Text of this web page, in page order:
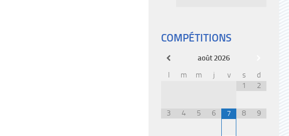
COMPÉTITIONS
août 2026
l
m m j v s
d
1
2
3 4 5 6 7 8 9